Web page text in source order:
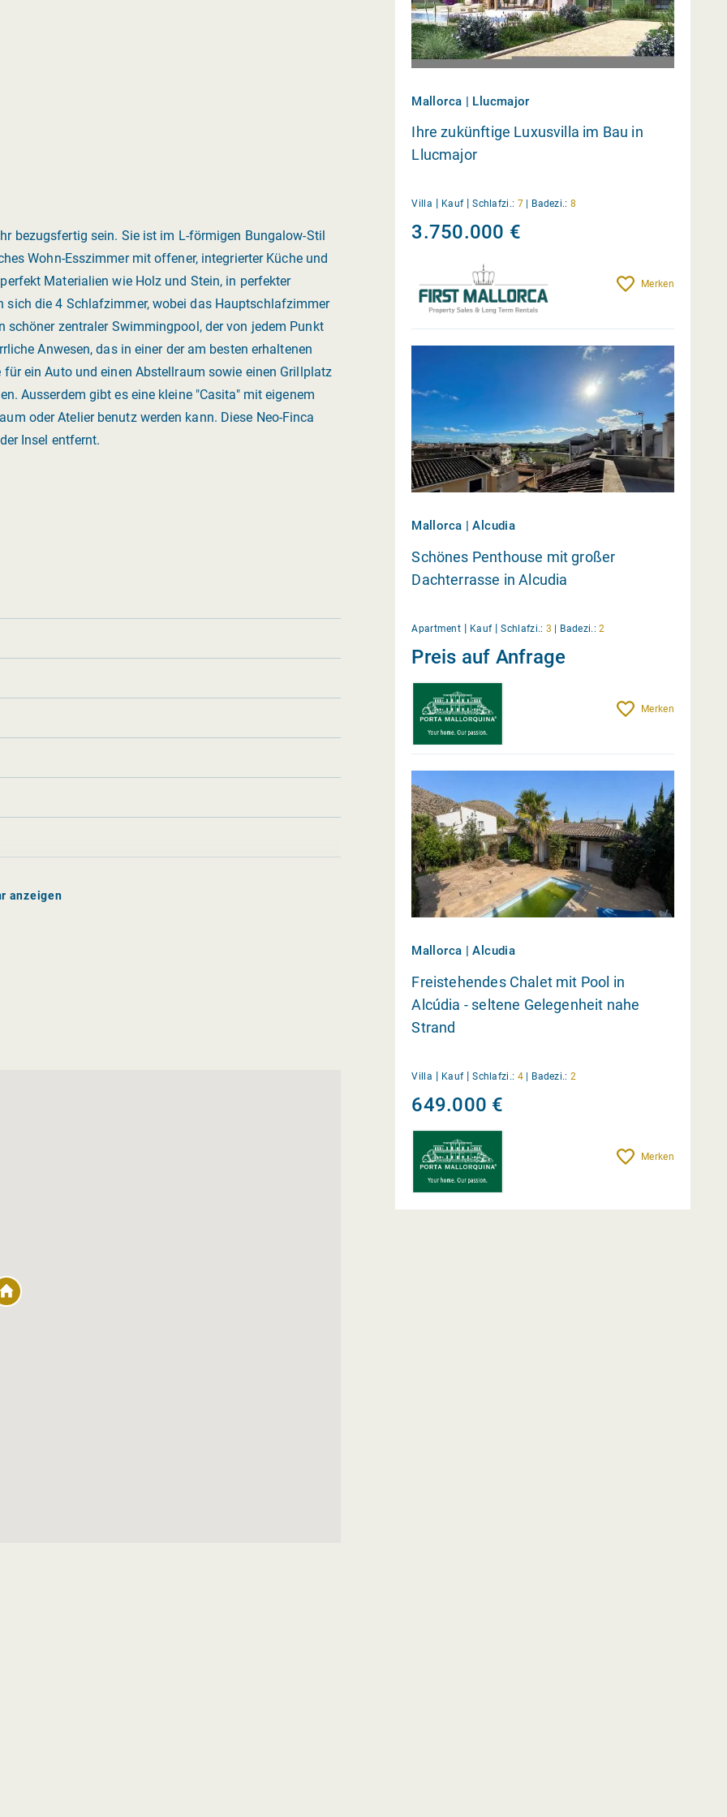
bezugsfertig sein. Sie ist im L-förmigen Bungalow-Stil
Wohn-Esszimmer mit offener, integrierter Küche und
Materialien wie Holz und Stein, in perfekter
sich die 4 Schlafzimmer, wobei das Hauptschlafzimmer
schöner zentraler Swimmingpool, der von jedem Punkt
Anwesen, das in einer der am besten erhaltenen
ein Auto und einen Abstellraum sowie einen Grillplatz
Ausserdem gibt es eine kleine "Casita" mit eigenem
oder Atelier benutz werden kann. Diese Neo-Finca
Insel entfernt.
anzeigen
Mallorca | Llucmajor
Ihre zukünftige Luxusvilla im Bau in
Llucmajor
Villa | Kauf|Schlafzi.: 7| Badezi.: 8
3.750.000 €
Merken
Mallorca | Alcudia
Schönes Penthouse mit großer
Dachterrasse in Alcudia
Apartment | Kauf|Schlafzi.: 3 | Badezi.: 2
Preis auf Anfrage
Merken
Mallorca | Alcudia
Freistehendes Chalet mit Pool in
Alcúdia - seltene Gelegenheit nahe
Strand
Villa | Kauf|Schlafzi.: 4| Badezi.: 2
649.000 €
Merken